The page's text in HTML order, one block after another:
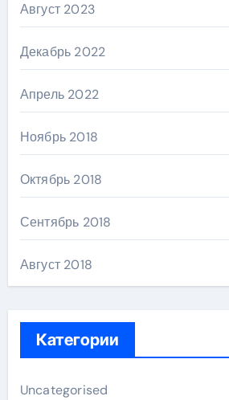
Август 2023
Декабрь 2022
Апрель 2022
Ноябрь 2018
Октябрь 2018
Сентябрь 2018
Август 2018
Категории
Uncategorised